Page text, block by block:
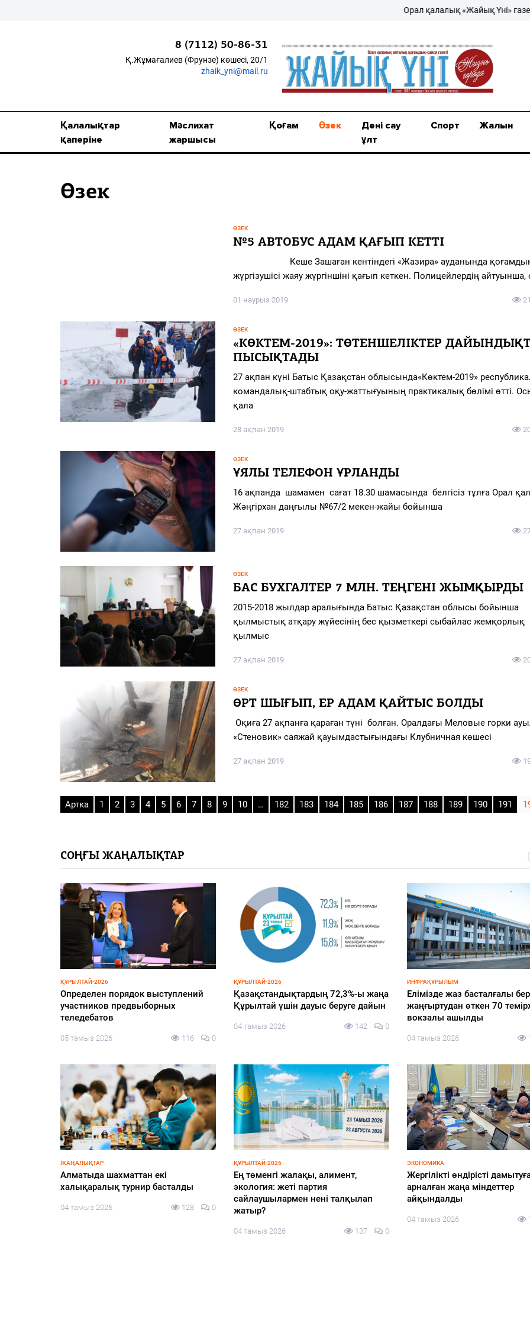
Мәслихат жаршысы
Дені сау ұлт
Орал қалалық «Жайық Үні» газеті
8 (7112) 50-86-31
Қ.Жұмағалиев (Фрунзе) көшесі, 20/1
zhaik_yni@mail.ru
Қалалықтар
қаперіне
Мәслихат
жаршысы
Қоғам Өзек
Дені сау
ұлт
Спорт Жалын
Өзек
ӨЗЕК
№5 АВТОБУС АДАМ ҚАҒЫП КЕТТІ
Кеше Зашаған кентіндегі «Жазира» ауданында қоғамдық
жүргізушісі жаяу жүргіншіні қағып кеткен. Полицейлердің айтуынша,
01 наурыз 2019
ӨЗЕК
«КӨКТЕМ-2019»: ТӨТЕНШЕЛІКТЕР
ПЫСЫҚТАДЫ
27 ақпан күні Батыс Қазақстан облысында«Көктем-2019»
командалық-штабтық оқу-жаттығуының практикалық бөлімі өтті.
қала
28 ақпан 2019
ӨЗЕК
ҰЯЛЫ ТЕЛЕФОН ҰРЛАНДЫ
16 ақпанда шамамен сағат 18.30 шамасында белгісіз тұлға Орал
Жәңгірхан даңғылы №67/2 мекен-жайы бойынша
27 ақпан 2019
ӨЗЕК
БАС БУХГАЛТЕР 7 МЛН. ТЕҢГЕНІ ЖЫМҚЫРДЫ
2015-2018 жылдар аралығында Батыс Қазақстан облысы бойынша
қылмыстық атқару жүйесінің бес қызметкері сыбайлас жемқорлық
қылмыс
27 ақпан 2019
ӨЗЕК
ӨРТ ШЫҒЫП, ЕР АДАМ ҚАЙТЫС БОЛДЫ
Оқиға 27 ақпанға қараған түні болған. Оралдағы Меловые горки
«Стеновик» саяжай қауымдастығындағы Клубничная көшесі
27 ақпан 2019
Артка 1 2 3 4 5 6 7 8 9 10 … 182 183 184 185 186 187 188 189 190 191
СОҢҒЫ ЖАҢАЛЫҚТАР
ҚҰРЫЛТАЙ-2026
Определен порядок выступлений
участников предвыборных
теледебатов
05 тамыз 2026 116 0
ЖАҢАЛЫҚТАР
Алматыда шахматтан екі
халықаралық турнир басталды
04 тамыз 2026 128 0
ҚҰРЫЛТАЙ-2026
Қазақстандықтардың 72,3%-ы жаңа
Құрылтай үшін дауыс беруге дайын
04 тамыз 2026 142 0
ҚҰРЫЛТАЙ-2026
Ең төменгі жалақы, алимент,
экология: жеті партия
сайлаушылармен нені талқылап
жатыр?
04 тамыз 2026 137 0
ИНФРАҚҰРЫЛЫМ
Елімізде жаз басталғалы
жаңғыртудан өткен 70
вокзалы ашылды
04 тамыз 2026
ЭКОНОМИКА
Жергілікті өндірісті
арналған жаңа міндеттер
айқындалды
04 тамыз 2026